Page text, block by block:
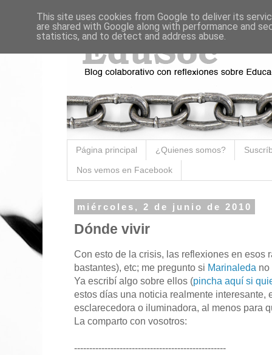
Página principal ¿Quienes somos?
Nos vemos en Facebook
miércoles, 2 de junio de 2010
Dónde vivir
Con esto de la crisis, las reflexiones en esos
bastantes), etc; me pregunto si Marinaleda no
Ya escribí algo sobre ellos (pincha aquí si
estos días una noticia realmente interesante,
esclarecedora o iluminadora, al menos para
La comparto con vosotros:
--------------------------------------------------
This site uses cookies from Google to deliver its
are shared with Google along with performance and
statistics, and to detect and address abuse.